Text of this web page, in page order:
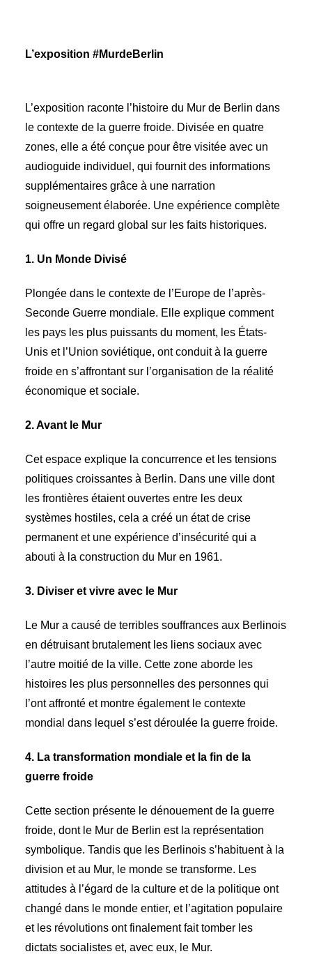
L’exposition #MurdeBerlin
L’exposition raconte l’histoire du Mur de Berlin dans
le contexte de la guerre froide. Divisée en quatre
zones, elle a été conçue pour être visitée avec un
audioguide individuel, qui fournit des informations
supplémentaires grâce à une narration
soigneusement élaborée. Une expérience complète
qui offre un regard global sur les faits historiques.
1. Un Monde Divisé
Plongée dans le contexte de l’Europe de l’après-
Seconde Guerre mondiale. Elle explique comment
les pays les plus puissants du moment, les États-
Unis et l’Union soviétique, ont conduit à la guerre
froide en s’affrontant sur l’organisation de la réalité
économique et sociale.
2. Avant le Mur
Cet espace explique la concurrence et les tensions
politiques croissantes à Berlin. Dans une ville dont
les frontières étaient ouvertes entre les deux
systèmes hostiles, cela a créé un état de crise
permanent et une expérience d’insécurité qui a
abouti à la construction du Mur en 1961.
3. Diviser et vivre avec le Mur
Le Mur a causé de terribles souffrances aux Berlinois
en détruisant brutalement les liens sociaux avec
l’autre moitié de la ville. Cette zone aborde les
histoires les plus personnelles des personnes qui
l’ont affronté et montre également le contexte
mondial dans lequel s’est déroulée la guerre froide.
4. La transformation mondiale et la fin de la
guerre froide
Cette section présente le dénouement de la guerre
froide, dont le Mur de Berlin est la représentation
symbolique. Tandis que les Berlinois s’habituent à la
division et au Mur, le monde se transforme. Les
attitudes à l’égard de la culture et de la politique ont
changé dans le monde entier, et l’agitation populaire
et les révolutions ont finalement fait tomber les
dictats socialistes et, avec eux, le Mur.